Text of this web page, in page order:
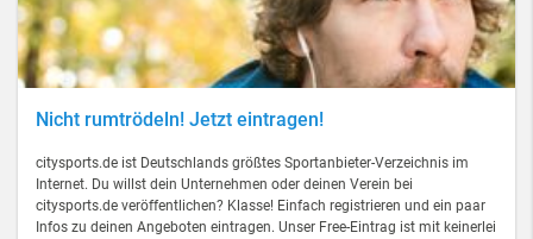
Nicht rumtrödeln! Jetzt eintragen!
citysports.de ist Deutschlands größtes Sportanbieter-Verzeichnis im
Internet. Du willst dein Unternehmen oder deinen Verein bei
citysports.de veröffentlichen? Klasse! Einfach registrieren und ein paar
Infos zu deinen Angeboten eintragen. Unser Free-Eintrag ist mit keinerlei